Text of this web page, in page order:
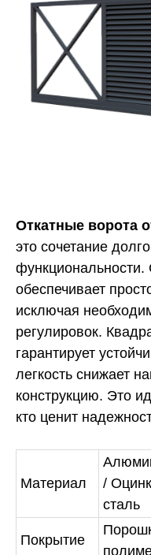
Откатные ворота
это сочетание
функциональности.
обеспечивает
исключая
регулировок.
гарантирует
легкость снижает
конструкцию. Это
кто ценит
Материал
/
сталь
Покрытие